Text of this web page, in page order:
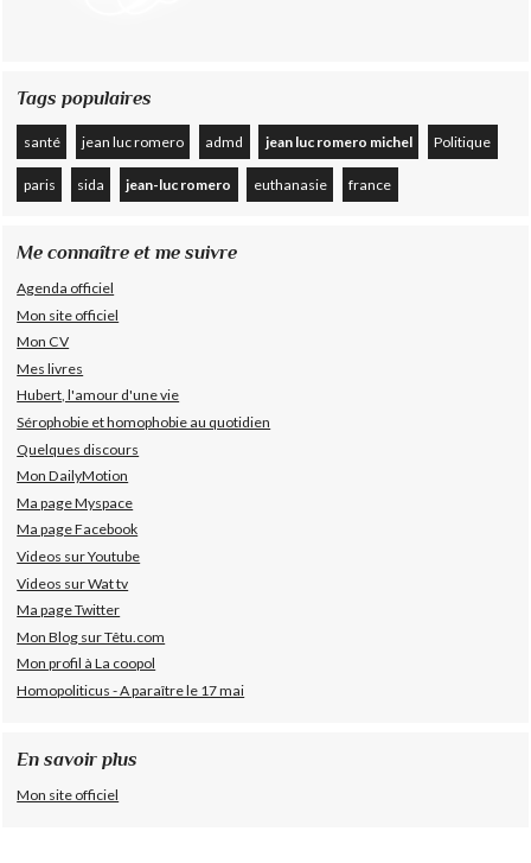
Tags populaires
santé jean luc romero admd jean luc romero michel Politique
paris sida jean-luc romero euthanasie france
Me connaître et me suivre
Agenda officiel
Mon site officiel
Mon CV
Mes livres
Hubert, l'amour d'une vie
Sérophobie et homophobie au quotidien
Quelques discours
Mon DailyMotion
Ma page Myspace
Ma page Facebook
Videos sur Youtube
Videos sur Wat tv
Ma page Twitter
Mon Blog sur Têtu.com
Mon profil à La coopol
Homopoliticus - A paraître le 17 mai
En savoir plus
Mon site officiel